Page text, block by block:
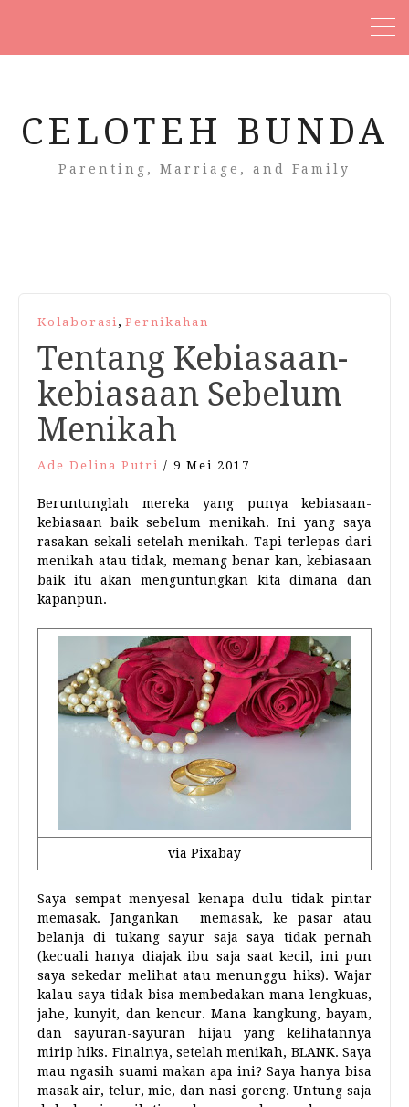
CELOTEH BUNDA
Parenting, Marriage, and Family
Kolaborasi, Pernikahan
Tentang Kebiasaan-
kebiasaan Sebelum
Menikah
Ade Delina Putri / 9 Mei 2017
Beruntunglah mereka yang punya kebiasaan-
kebiasaan baik sebelum menikah. Ini yang saya
rasakan sekali setelah menikah. Tapi terlepas dari
menikah atau tidak, memang benar kan, kebiasaan
baik itu akan menguntungkan kita dimana dan
kapanpun.
via Pixabay
Saya sempat menyesal kenapa dulu tidak pintar
memasak. Jangankan memasak, ke pasar atau
belanja di tukang sayur saja saya tidak pernah
(kecuali hanya diajak ibu saja saat kecil, ini pun
saya sekedar melihat atau menunggu hiks). Wajar
kalau saya tidak bisa membedakan mana lengkuas,
jahe, kunyit, dan kencur. Mana kangkung, bayam,
dan sayuran-sayuran hijau yang kelihatannya
mirip hiks. Finalnya, setelah menikah, BLANK. Saya
mau ngasih suami makan apa ini? Saya hanya bisa
masak air, telur, mie, dan nasi goreng. Untung saja